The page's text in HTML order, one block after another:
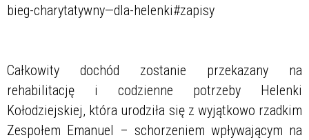
bieg-charytatywny—dla-helenki#zapisy
Całkowity dochód zostanie przekazany na
rehabilitację i codzienne potrzeby Helenki
Kołodziejskiej, która urodziła się z wyjątkowo rzadkim
Zespołem Emanuel – schorzeniem wpływającym na